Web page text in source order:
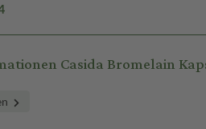
Casida Bromelain